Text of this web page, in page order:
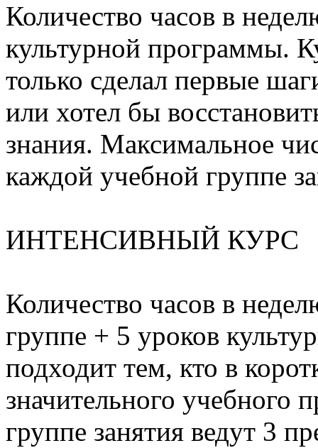
Количество часов в
культурной программы.
только сделал первые
или хотел бы
знания. Максимальное
каждой учебной группе
ИНТЕНСИВНЫЙ КУРС
Количество часов в
группе + 5 уроков
подходит тем, кто в
значительного учебного
группе занятия ведут 3